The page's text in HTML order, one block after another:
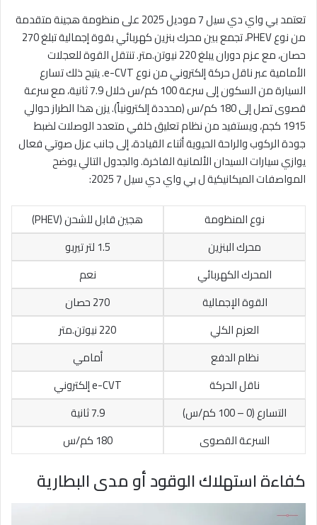
تعتمد بي واي دي سيل 7 موديل 2025 على منظومة هجينة متقدمة
من نوع PHEV، تجمع بين محرك بنزين كهربائي بقوة إجمالية تبلغ 270
حصان، مع عزم دوران يبلغ 220 نيوتن.متر. تنتقل القوة للعجلات
الأمامية عبر ناقل حركة إلكتروني من نوع e-CVT. يتيح ذلك تسارع
السيارة من السكون إلى سرعة 100 كم/س خلال 7.9 ثانية، مع سرعة
قصوى تصل إلى 180 كم/س (محددة إلكترونياً). يزن هذا الطراز حوالي
1915 كجم، ويستفيد من نظام تعليق خلفي متعدد الوصلات لضبط
جودة الركوب والراحة الحيوية أثناء القيادة، إلى جانب عزل صوتي فعال
يوازي سيارات السيدان الألمانية الفاخرة. والجدول التالي يوضح
المواصفات الميكانيكية ل بي واي دي سيل 7 2025:
نوع المنظومة
هجين قابل للشحن (PHEV)
محرك البنزين
1.5 لتر تيربو
المحرك الكهربائي
نعم
القوة الإجمالية
270 حصان
العزم الكلي
220 نيوتن.متر
نظام الدفع
أمامي
ناقل الحركة
e-CVT إلكتروني
التسارع (0 – 100 كم/س)
7.9 ثانية
السرعة القصوى
180 كم/س
كفاءة استهلاك الوقود أو مدى البطارية